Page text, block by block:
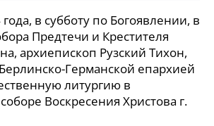
в субботу по Богоявлении, в
Предтечи и Крестителя
архиепископ Рузский Тихон,
Германской епархией
литургию в
Воскресения Христова г.